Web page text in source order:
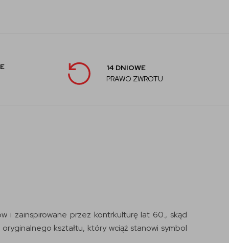
14 DNIOWE
PRAWO ZWROTU
i zainspirowane przez kontrkulturę lat 60., skąd
kształtu, który wciąż stanowi symbol